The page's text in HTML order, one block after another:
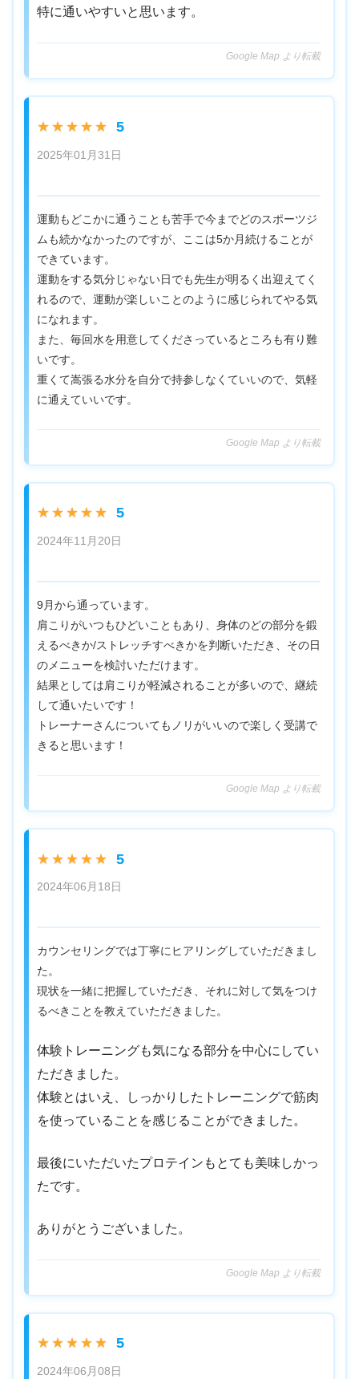
特に通いやすいと思います。
Google Map より転載
★★★★★ 5
2025年01月31日
運動もどこかに通うことも苦手で今までどのスポーツジ
ムも続かなかったのですが、ここは5か月続けることが
できています。
運動をする気分じゃない日でも先生が明るく出迎えてく
れるので、運動が楽しいことのように感じられてやる気
になれます。
また、毎回水を用意してくださっているところも有り難
いです。
重くて嵩張る水分を自分で持参しなくていいので、気軽
に通えていいです。
Google Map より転載
★★★★★ 5
2024年11月20日
9月から通っています。
肩こりがいつもひどいこともあり、身体のどの部分を鍛
えるべきか/ストレッチすべきかを判断いただき、その日
のメニューを検討いただけます。
結果としては肩こりが軽減されることが多いので、継続
して通いたいです！
トレーナーさんについてもノリがいいので楽しく受講で
きると思います！
Google Map より転載
★★★★★ 5
2024年06月18日
カウンセリングでは丁寧にヒアリングしていただきまし
た。
現状を一緒に把握していただき、それに対して気をつけ
るべきことを教えていただきました。
体験トレーニングも気になる部分を中心にしてい
ただきました。
体験とはいえ、しっかりしたトレーニングで筋肉
を使っていることを感じることができました。
最後にいただいたプロテインもとても美味しかっ
たです。
ありがとうございました。
Google Map より転載
★★★★★ 5
2024年06月08日